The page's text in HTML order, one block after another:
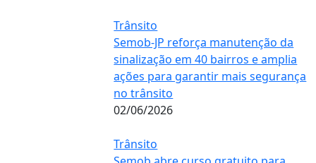
Trânsito
Semob-JP reforça manutenção da
sinalização em 40 bairros e amplia
ações para garantir mais segurança
no trânsito
02/06/2026
Trânsito